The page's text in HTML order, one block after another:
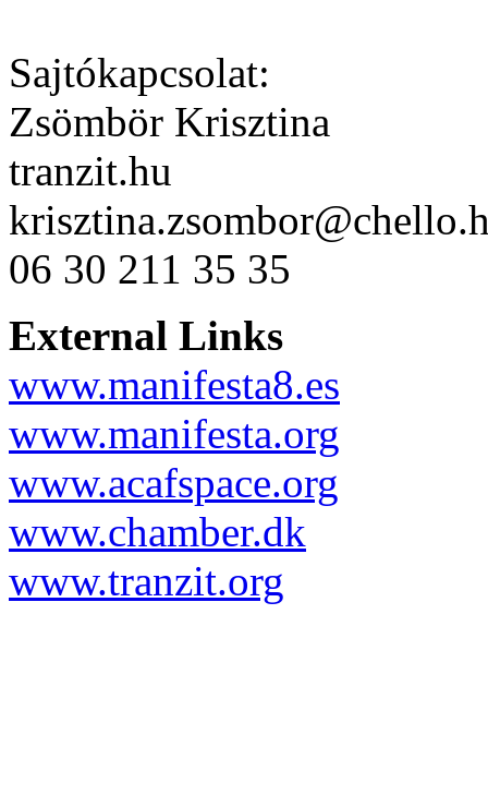
Sajtókapcsolat:
Zsömbör Krisztina
tranzit.hu
06 30 211 35 35
External Links
www.manifesta8.es
www.manifesta.org
www.acafspace.org
www.chamber.dk
www.tranzit.org